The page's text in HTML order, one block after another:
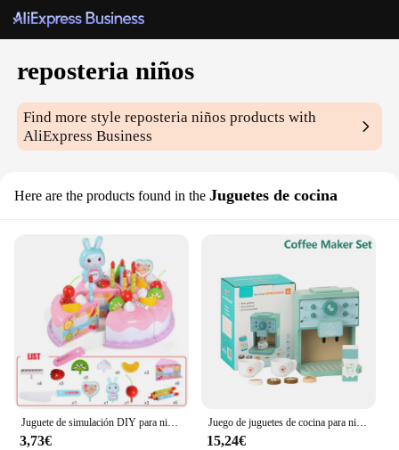
reposteria niños
Find more stylereposteria niños products with
AliExpress Business
Here are the products found in the Juguetes de cocina
Juguete de simulación DIY para niños pequeños, modelo de pastel de cumpleaños, juego de simulación de cocina, corte de fruta, juguete de comida, regalo para niños pequeños
3,73€
Juego de juguetes de cocina para niños, cafetera de madera, Kit de fabricante de galletas de simulación, juego de simulación, juguetes educativos, regalos para niñas y niños
15,24€